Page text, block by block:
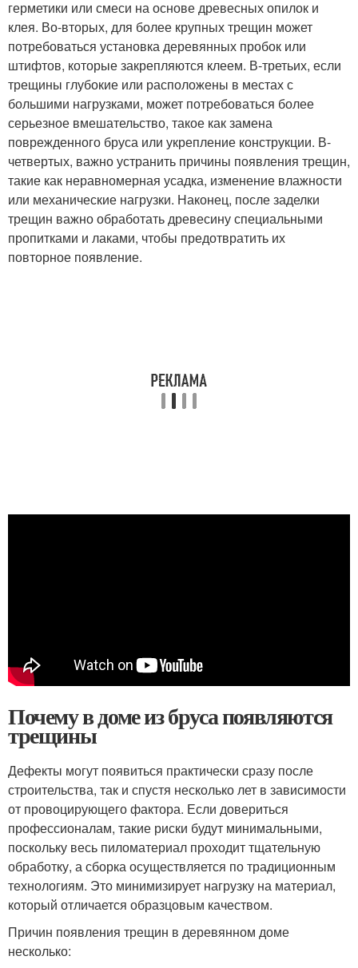
герметики или смеси на основе древесных опилок и
клея. Во-вторых, для более крупных трещин может
потребоваться установка деревянных пробок или
штифтов, которые закрепляются клеем. В-третьих, если
трещины глубокие или расположены в местах с
большими нагрузками, может потребоваться более
серьезное вмешательство, такое как замена
поврежденного бруса или укрепление конструкции. В-
четвертых, важно устранить причины появления трещин,
такие как неравномерная усадка, изменение влажности
или механические нагрузки. Наконец, после заделки
трещин важно обработать древесину специальными
пропитками и лаками, чтобы предотвратить их
повторное появление.
Почему в доме из бруса появляются
трещины
Дефекты могут появиться практически сразу после
строительства, так и спустя несколько лет в зависимости
от провоцирующего фактора. Если довериться
профессионалам, такие риски будут минимальными,
поскольку весь пиломатериал проходит тщательную
обработку, а сборка осуществляется по традиционным
технологиям. Это минимизирует нагрузку на материал,
который отличается образцовым качеством.
Причин появления трещин в деревянном доме
несколько: